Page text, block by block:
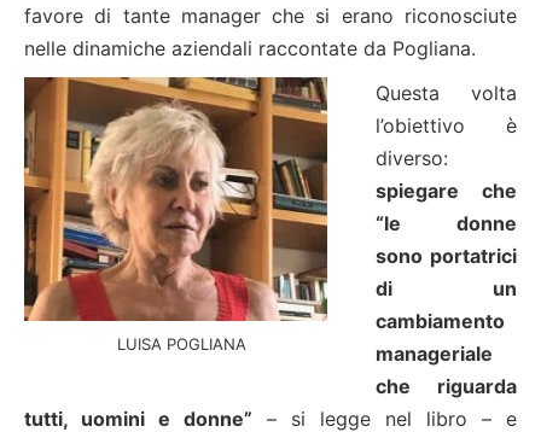
favore di tante manager che si erano riconosciute
nelle dinamiche aziendali raccontate da Pogliana.
LUISA POGLIANA
Questa volta
l’obiettivo è
diverso:
spiegare che
“le donne
sono portatrici
di un
cambiamento
manageriale
che riguarda
tutti, uomini e donne” – si legge nel libro – e